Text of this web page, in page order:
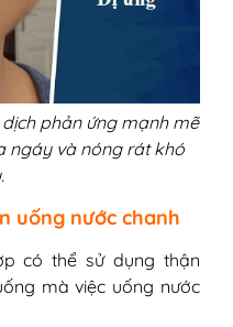
phản ứng mạnh mẽ
ngáy và nóng rát khó
uống nước chanh
có thể sử dụng thận
mà việc uống nước